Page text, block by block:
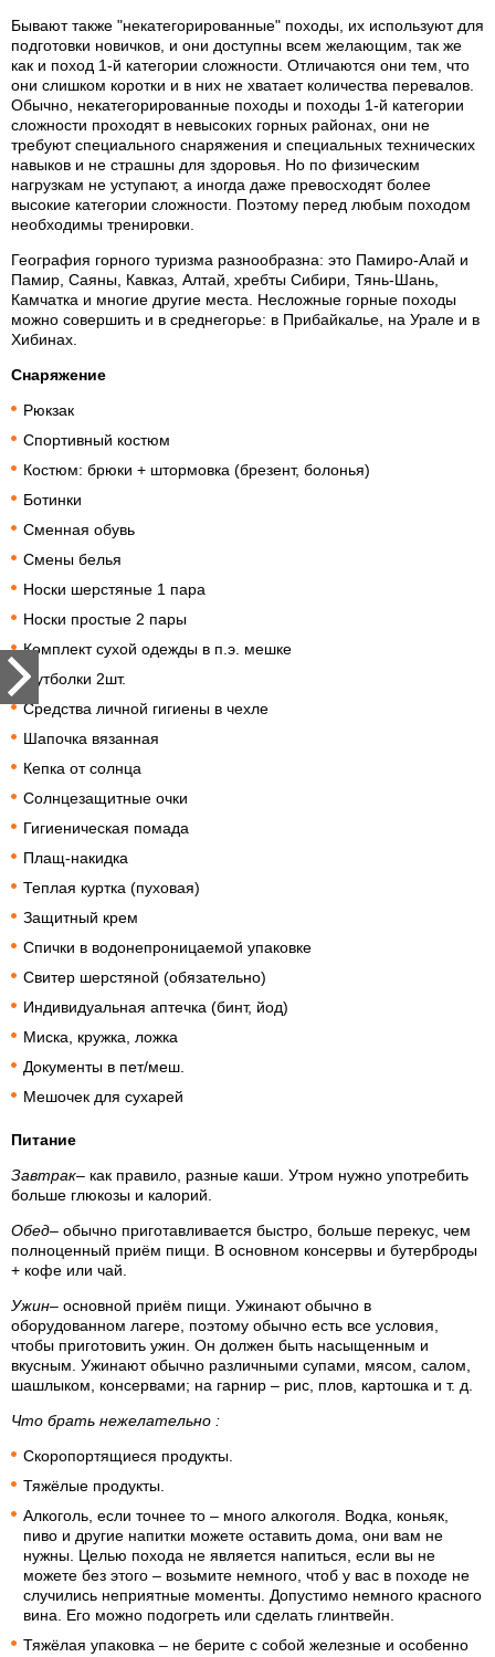
Бывают также "некатегорированные" походы, их используют для
подготовки новичков, и они доступны всем желающим, так же
как и поход 1-й категории сложности. Отличаются они тем, что
они слишком коротки и в них не хватает количества перевалов.
Обычно, некатегорированные походы и походы 1-й категории
сложности проходят в невысоких горных районах, они не
требуют специального снаряжения и специальных технических
навыков и не страшны для здоровья. Но по физическим
нагрузкам не уступают, а иногда даже превосходят более
высокие категории сложности. Поэтому перед любым походом
необходимы тренировки.
География горного туризма разнообразна: это Памиро-Алай и
Памир, Саяны, Кавказ, Алтай, хребты Сибири, Тянь-Шань,
Камчатка и многие другие места. Несложные горные походы
можно совершить и в среднегорье: в Прибайкалье, на Урале и в
Хибинах.
Снаряжение
Рюкзак
Спортивный костюм
Костюм: брюки + штормовка (брезент, болонья)
Ботинки
Сменная обувь
Смены белья
Носки шерстяные 1 пара
Носки простые 2 пары
Комплект сухой одежды в п.э. мешке
Футболки 2шт.
Средства личной гигиены в чехле
Шапочка вязанная
Кепка от солнца
Солнцезащитные очки
Гигиеническая помада
Плащ-накидка
Теплая куртка (пуховая)
Защитный крем
Спички в водонепроницаемой упаковке
Свитер шерстяной (обязательно)
Индивидуальная аптечка (бинт, йод)
Миска, кружка, ложка
Документы в пет/меш.
Мешочек для сухарей
Питание
Завтрак– как правило, разные каши. Утром нужно употребить
больше глюкозы и калорий.
Обед– обычно приготавливается быстро, больше перекус, чем
полноценный приём пищи. В основном консервы и бутерброды
+ кофе или чай.
Ужин– основной приём пищи. Ужинают обычно в
оборудованном лагере, поэтому обычно есть все условия,
чтобы приготовить ужин. Он должен быть насыщенным и
вкусным. Ужинают обычно различными супами, мясом, салом,
шашлыком, консервами; на гарнир – рис, плов, картошка и т. д.
Что брать нежелательно :
Скоропортящиеся продукты.
Тяжёлые продукты.
Алкоголь, если точнее то – много алкоголя. Водка, коньяк,
пиво и другие напитки можете оставить дома, они вам не
нужны. Целью похода не является напиться, если вы не
можете без этого – возьмите немного, чтоб у вас в походе не
случились неприятные моменты. Допустимо немного красного
вина. Его можно подогреть или сделать глинтвейн.
Тяжёлая упаковка – не берите с собой железные и особенно